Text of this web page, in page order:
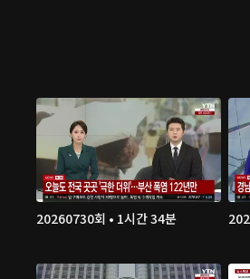
20260730회 • 1시간 34분